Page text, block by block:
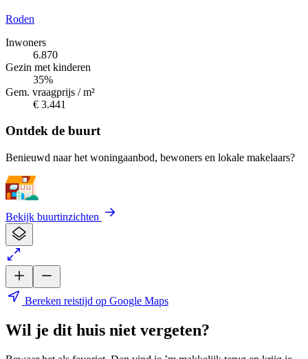
Roden
Inwoners
6.870
Gezin met kinderen
35%
Gem. vraagprijs / m²
€ 3.441
Ontdek de buurt
Benieuwd naar het woningaanbod, bewoners en lokale makelaars?
Bekijk buurtinzichten
Bereken reistijd op Google Maps
Wil je dit huis niet vergeten?